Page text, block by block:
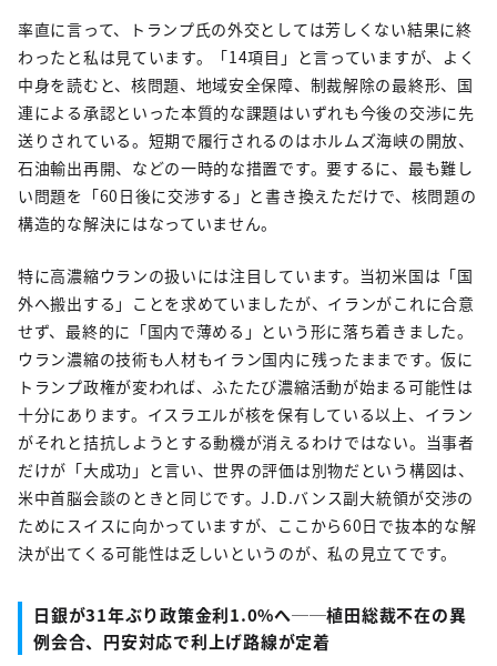
率直に言って、トランプ氏の外交としては芳しくない結果に終
わったと私は見ています。「14項目」と言っていますが、よく
中身を読むと、核問題、地域安全保障、制裁解除の最終形、国
連による承認といった本質的な課題はいずれも今後の交渉に先
送りされている。短期で履行されるのはホルムズ海峡の開放、
石油輸出再開、などの一時的な措置です。要するに、最も難し
い問題を「60日後に交渉する」と書き換えただけで、核問題の
構造的な解決にはなっていません。
特に高濃縮ウランの扱いには注目しています。当初米国は「国
外へ搬出する」ことを求めていましたが、イランがこれに合意
せず、最終的に「国内で薄める」という形に落ち着きました。
ウラン濃縮の技術も人材もイラン国内に残ったままです。仮に
トランプ政権が変われば、ふたたび濃縮活動が始まる可能性は
十分にあります。イスラエルが核を保有している以上、イラン
がそれと拮抗しようとする動機が消えるわけではない。当事者
だけが「大成功」と言い、世界の評価は別物だという構図は、
米中首脳会談のときと同じです。J.D.バンス副大統領が交渉の
ためにスイスに向かっていますが、ここから60日で抜本的な解
決が出てくる可能性は乏しいというのが、私の見立てです。
日銀が31年ぶり政策金利1.0%へ──植田総裁不在の異
例会合、円安対応で利上げ路線が定着